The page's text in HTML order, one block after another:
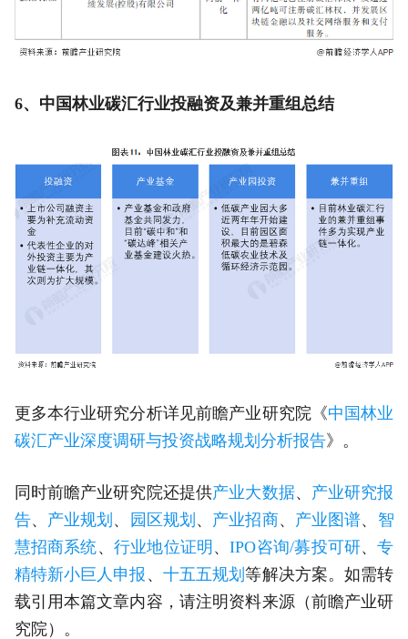
6、中国林业碳汇行业投融资及兼并重组总结
更多本行业研究分析详见前瞻产业研究院《中国林业
碳汇产业深度调研与投资战略规划分析报告》。
同时前瞻产业研究院还提供产业大数据、 产业研究报
告、 产业规划 、 园区规划 、 产业招商、 产业图谱、 智
慧招商系统、 行业地位证明 、IPO咨询/募投可研、专
精特新小巨人申报 、 十五五规划等解决方案。如需转
载引用本篇文章内容，请注明资料来源（前瞻产业研
究院）。